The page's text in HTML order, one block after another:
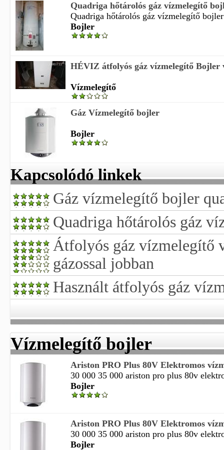
Quadriga hőtárolós gáz vízmelegítő
Quadriga hőtárolós gáz vízmelegítő
Bojler
HÉVIZ átfolyós gáz vízmelegítő Bojler
Vízmelegítő
Gáz Vízmelegítő bojler
Bojler
Kapcsolódó linkek
Gáz vízmelegítő bojler
Quadriga hőtárolós gáz
Átfolyós gáz vízmelegítő
gázossal jobban
Használt átfolyós gáz
Vízmelegítő bojler
Ariston PRO Plus 80V Elektromos
30 000 35 000 ariston pro plus 80v
Bojler
Ariston PRO Plus 80V Elektromos
30 000 35 000 ariston pro plus 80v
Bojler